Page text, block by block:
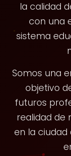
la calidad
con una
sistema
Somos una
objetivo
futuros
realidad de
en la ciudad